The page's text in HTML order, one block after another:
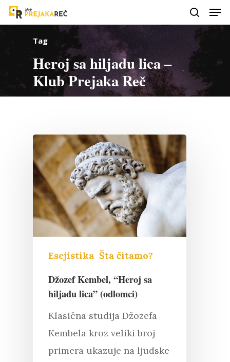
Tag
Heroj sa hiljadu lica –
Klub Prejaka Reč
Esejistika Šta čitamo?
Džozef Kembel, “Heroj sa
hiljadu lica” (odlomci)
Klasična studija Džozefa
Kembela kroz veliki broj
primera ukazuje na ljudske